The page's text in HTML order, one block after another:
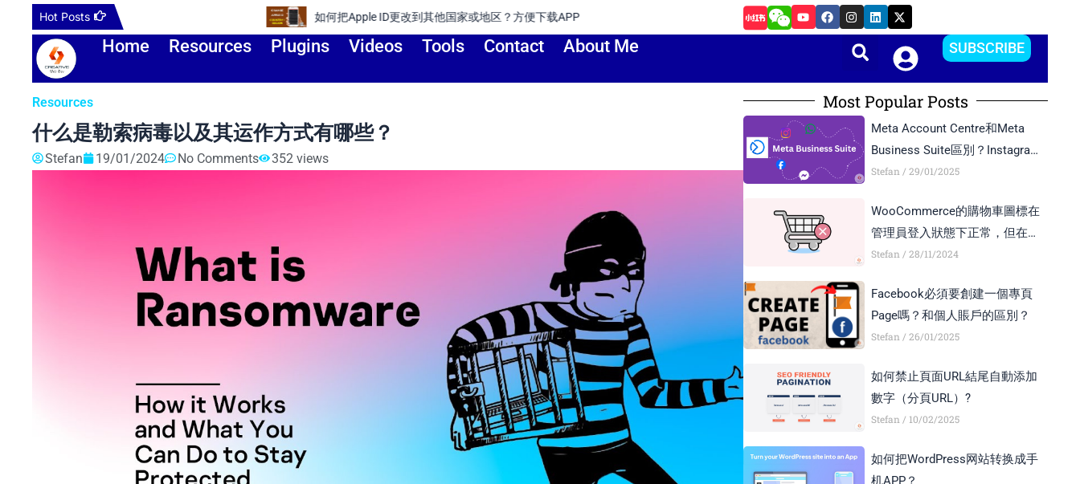
content
Hot Posts 如何把Apple ID更改到其他国家或地区？方便下载APP 如何在Android Studio中更改APP的package name和版本
Y
o
u
e
F
a
c
o
k
I
n
s
t
a
r
a
m
L
i
n
i
X
-
t
w
i
t
t
e
r
Home Resources Plugins Videos Tools Contact About Me SUBSCRIBE
Resources
什么是勒索病毒以及其运作方式有哪些？
Stefan 19/01/2024 No Comments 352 views
Most Popular Posts
Meta Account Centre和Meta
Business Suite區別？Instagram
Business Account和Creator
Stefan 29/01/2025
WooCommerce的購物車圖標在
管理員登入狀態下正常，但在訪
客模式下顯示異常，如何解決？
Stefan 28/11/2024
Facebook必須要創建一個專頁
Page嗎？和個人賬戶的區別？
Stefan 26/01/2025
如何禁止頁面URL結尾自動添加
數字（分頁URL）?
Stefan 10/02/2025
如何把WordPress网站转换成手
机APP？